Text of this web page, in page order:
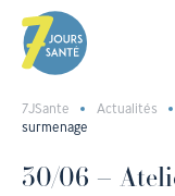
7JSante Actualités
surmenage
30/06 –